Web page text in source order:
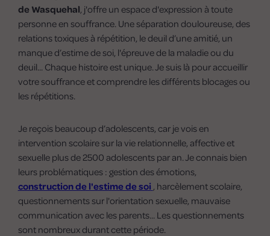
de Wasquehal, j'offre un espace d'expression à toute
personne en souffrance. Une séparation douloureuse, des
relations toxiques à répétition, le deuil d’une amitié, un
manque d’estime de soi, l'épreuve de la maladie ou du
deuil... Chaque histoire est unique. Je suis là pour accueillir
votre souffrance et comprendre les différents blocages ou
les répétitions.
Je reçois beaucoup d’adolescents, car je vois en
intervention scolaire sur la vie relationnelle, affective et
sexuelle plus de 2500 adolescents par an. Je connais bien
leurs problématiques : gestion des émotions,
construction de l'estime de soi , harcèlement scolaire,
questionnements sur l'orientation sexuelle, mauvaise
communication avec les parents... Les questionnements
sont nombreux durant cette période.